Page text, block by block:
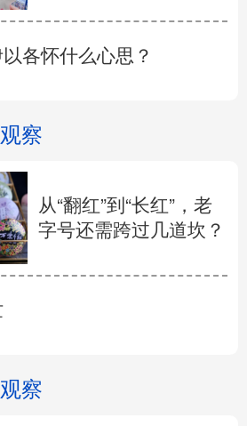
各怀什么心思？
察
从“翻红”到“长红”，老
字号还需跨过几道坎？
察